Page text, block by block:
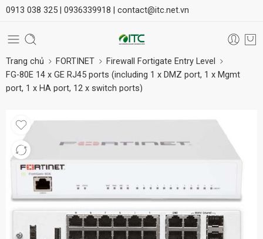
0913 038 325 | 0936339918 | contact@itc.net.vn
Trang chủ FORTINET
Firewall Fortigate Entry Level
FG-80E 14 x GE RJ45 ports (including 1 x DMZ port, 1 x Mgmt
port, 1 x HA port, 12 x switch ports)